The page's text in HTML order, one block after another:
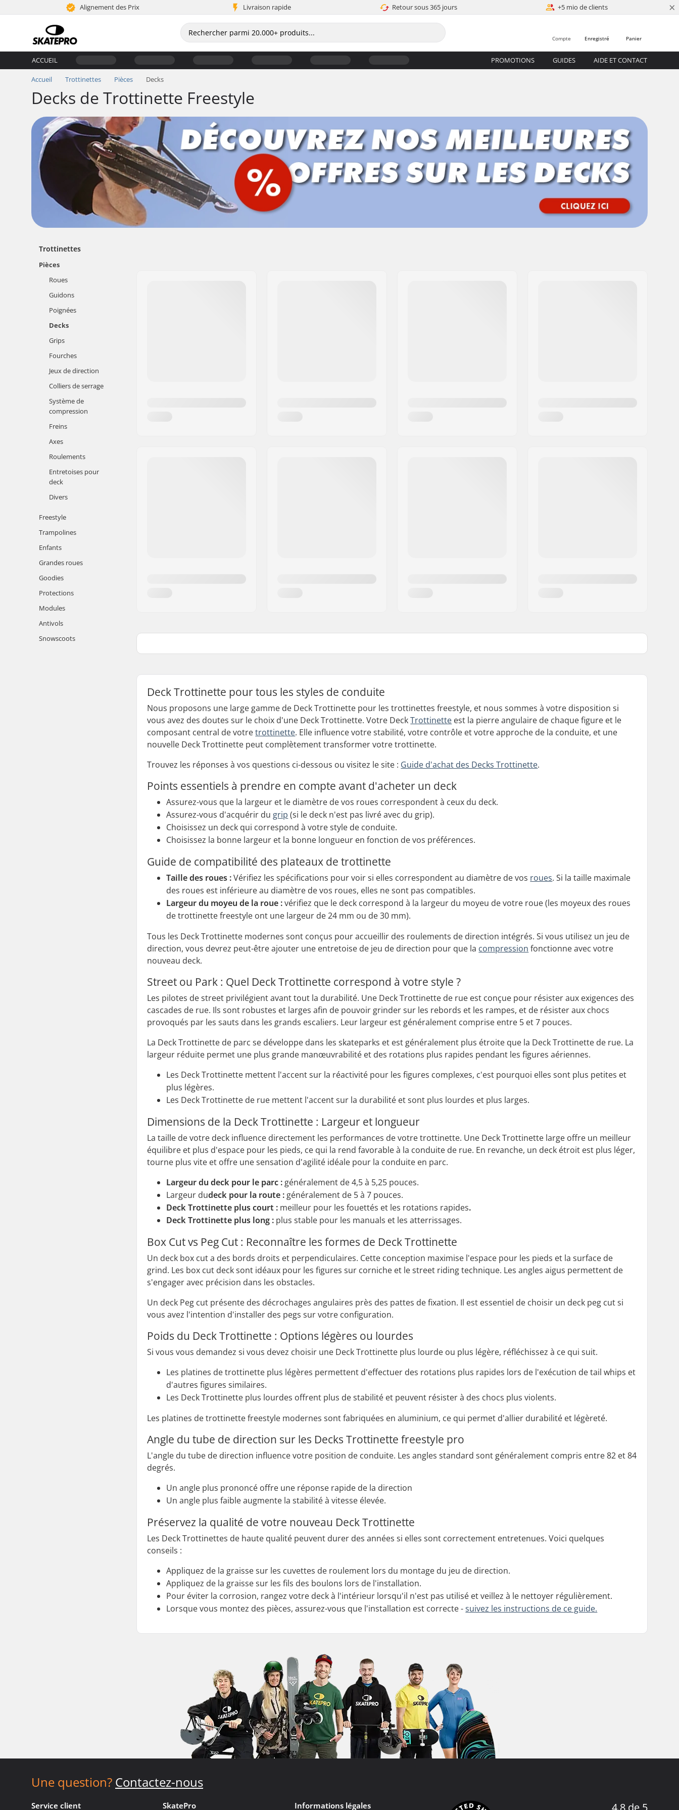
Alignement des Prix Livraison rapide Retour sous 365 jours +5 mio de clients ×
Panier
Enregistré
Compte
ACCUEIL PROMOTIONS GUIDES AIDE ET CONTACT
Accueil Trottinettes Pièces Decks
Decks de Trottinette Freestyle
Trottinettes
Pièces
Roues
Guidons
Poignées
Decks
Grips
Fourches
Jeux de direction
Colliers de serrage
Système de
compression
Freins
Axes
Roulements
Entretoises pour
deck
Divers
Freestyle
Trampolines
Enfants
Grandes roues
Goodies
Protections
Modules
Antivols
Snowscoots
Deck Trottinette pour tous les styles de conduite
Nous proposons une large gamme de Deck Trottinette pour les trottinettes freestyle, et nous sommes à votre disposition si
vous avez des doutes sur le choix d'une Deck Trottinette. Votre DeckTrottinette est la pierre angulaire de chaque figure et le
composant central de votretrottinette. Elle influence votre stabilité, votre contrôle et votre approche de la conduite, et une
nouvelle Deck Trottinette peut complètement transformer votre trottinette.
Trouvez les réponses à vos questions ci-dessous ou visitez le site : Guide d'achat des Decks Trottinette.
Points essentiels à prendre en compte avant d'acheter un deck
Assurez-vous que la largeur et le diamètre de vos roues correspondent à ceux du deck.
Assurez-vous d'acquérir du grip (si le deck n'est pas livré avec du grip).
Choisissez un deck qui correspond à votre style de conduite.
Choisissez la bonne largeur et la bonne longueur en fonction de vos préférences.
Guide de compatibilité des plateaux de trottinette
Taille des roues :Vérifiez les spécifications pour voir si elles correspondent au diamètre de vos roues. Si la taille maximale
des roues est inférieure au diamètre de vos roues, elles ne sont pas compatibles.
Largeur du moyeu de la roue :vérifiez que le deck correspond à la largeur du moyeu de votre roue (les moyeux des roues
de trottinette freestyle ont une largeur de 24 mm ou de 30 mm).
Tous les Deck Trottinette modernes sont conçus pour accueillir des roulements de direction intégrés. Si vous utilisez un jeu de
direction, vous devrez peut-être ajouter une entretoise de jeu de direction pour que la compression fonctionne avec votre
nouveau deck.
Street ou Park : Quel Deck Trottinette correspond à votre style ?
Les pilotes de street privilégient avant tout la durabilité. Une Deck Trottinette de rue est conçue pour résister aux exigences des
cascades de rue. Ils sont robustes et larges afin de pouvoir grinder sur les rebords et les rampes, et de résister aux chocs
provoqués par les sauts dans les grands escaliers. Leur largeur est généralement comprise entre 5 et 7 pouces.
La Deck Trottinette de parc se développe dans les skateparks et est généralement plus étroite que la Deck Trottinette de rue. La
largeur réduite permet une plus grande manœuvrabilité et des rotations plus rapides pendant les figures aériennes.
Les Deck Trottinette mettent l'accent sur la réactivité pour les figures complexes, c'est pourquoi elles sont plus petites et
plus légères.
Les Deck Trottinette de rue mettent l'accent sur la durabilité et sont plus lourdes et plus larges.
Dimensions de la Deck Trottinette : Largeur et longueur
La taille de votre deck influence directement les performances de votre trottinette. Une Deck Trottinette large offre un meilleur
équilibre et plus d'espace pour les pieds, ce qui la rend favorable à la conduite de rue. En revanche, un deck étroit est plus léger,
tourne plus vite et offre une sensation d'agilité idéale pour la conduite en parc.
Largeur du deck pour le parc : généralement de 4,5 à 5,25 pouces.
Largeur dudeck pour la route : généralement de 5 à 7 pouces.
Deck Trottinette plus court : meilleur pour les fouettés et les rotations rapides.
Deck Trottinette plus long : plus stable pour les manuals et les atterrissages.
Box Cut vs Peg Cut : Reconnaître les formes de Deck Trottinette
Un deck box cut a des bords droits et perpendiculaires. Cette conception maximise l'espace pour les pieds et la surface de
grind. Les box cut deck sont idéaux pour les figures sur corniche et le street riding technique. Les angles aigus permettent de
s'engager avec précision dans les obstacles.
Un deck Peg cut présente des décrochages angulaires près des pattes de fixation. Il est essentiel de choisir un deck peg cut si
vous avez l'intention d'installer des pegs sur votre configuration.
Poids du Deck Trottinette : Options légères ou lourdes
Si vous vous demandez si vous devez choisir une Deck Trottinette plus lourde ou plus légère, réfléchissez à ce qui suit.
Les platines de trottinette plus légères permettent d'effectuer des rotations plus rapides lors de l'exécution de tail whips et
d'autres figures similaires.
Les Deck Trottinette plus lourdes offrent plus de stabilité et peuvent résister à des chocs plus violents.
Les platines de trottinette freestyle modernes sont fabriquées en aluminium, ce qui permet d'allier durabilité et légèreté.
Angle du tube de direction sur les Decks Trottinette freestyle pro
L'angle du tube de direction influence votre position de conduite. Les angles standard sont généralement compris entre 82 et 84
degrés.
Un angle plus prononcé offre une réponse rapide de la direction
Un angle plus faible augmente la stabilité à vitesse élevée.
Préservez la qualité de votre nouveau Deck Trottinette
Les Deck Trottinettes de haute qualité peuvent durer des années si elles sont correctement entretenues. Voici quelques
conseils :
Appliquez de la graisse sur les cuvettes de roulement lors du montage du jeu de direction.
Appliquez de la graisse sur les fils des boulons lors de l'installation.
Pour éviter la corrosion, rangez votre deck à l'intérieur lorsqu'il n'est pas utilisé et veillez à le nettoyer régulièrement.
Lorsque vous montez des pièces, assurez-vous que l'installation est correcte -suivez les instructions de ce guide.
Une question? Contactez-nous
Service client SkatePro Informations légales 4.8 de 5